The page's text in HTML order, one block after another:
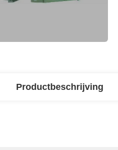
Productbeschrijving